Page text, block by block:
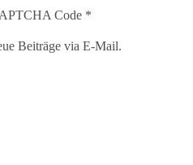
Code *
Beiträge via E-Mail.